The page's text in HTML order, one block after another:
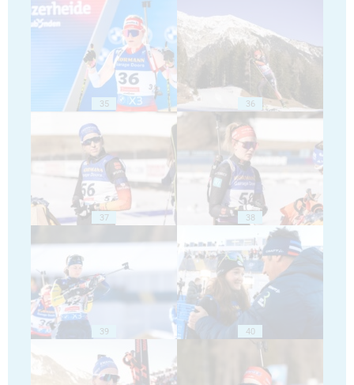
35 36
37 38
39 40